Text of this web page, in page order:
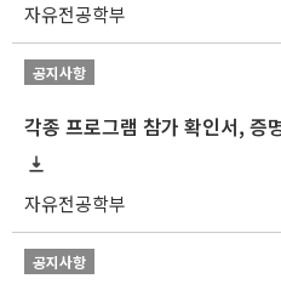
자유전공학부
공지사항
각종 프로그램 참가 확인서, 증
자유전공학부
공지사항